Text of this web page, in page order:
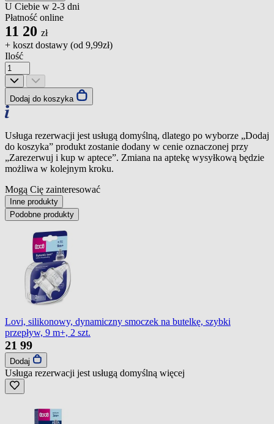
U Ciebie w 2-3 dni
Płatność online
11 20 zł
+ koszt dostawy (od 9,99zł)
Ilość
Dodaj do koszyka
Usługa rezerwacji jest usługą domyślną, dlatego po wyborze „Dodaj
do koszyka” produkt zostanie dodany w cenie oznaczonej przy
„Zarezerwuj i kup w aptece”. Zmiana na aptekę wysyłkową będzie
możliwa w kolejnym kroku.
Mogą Cię zainteresować
Inne produkty
Podobne produkty
Lovi, silikonowy, dynamiczny smoczek na butelkę, szybki
przepływ, 9 m+, 2 szt.
21 99
Dodaj
Usługa rezerwacji jest usługą domyślną więcej